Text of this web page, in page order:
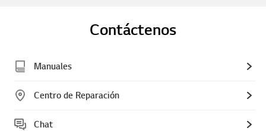
Contáctenos
Manuales
Centro de Reparación
Chat